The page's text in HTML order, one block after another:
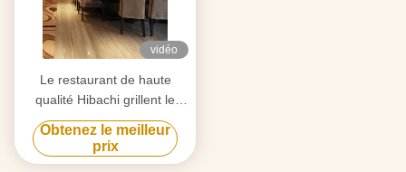
vidéo
Le restaurant de haute
qualité Hibachi grillent le
Tableau de gril de
Teppanyaki pour 7-10 sièges
Obtenez le meilleur
prix